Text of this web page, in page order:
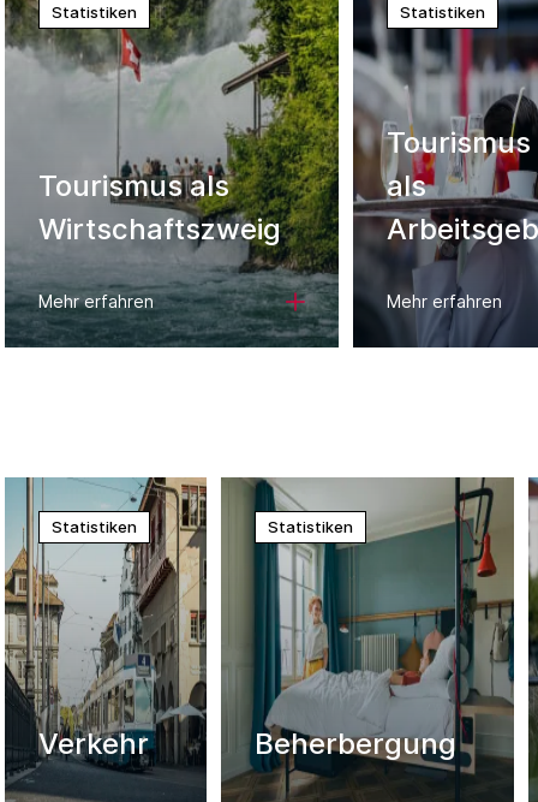
Statistiken
Tourismus als
Wirtschaftszweig
Mehr erfahren
Statistiken
Tourismus
als
Mehr erfahren
Statistiken
Verkehr
Statistiken
Beherbergung